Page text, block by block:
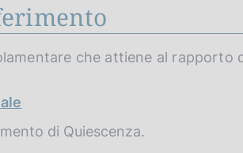
che attiene al rapporto
di Quiescenza.